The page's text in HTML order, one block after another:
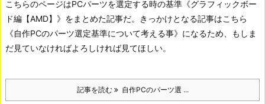
こちらのページはPCパーツを選定する時の基準《グラフィックボー
ド編【AMD】》をまとめた記事だ。きっかけとなる記事はこちら
《自作PCのパーツ選定基準について考える事》になるため、もしま
だ見ていなければよろしければ見てほしい。
記事を読む 自作PCのパーツ選 ...